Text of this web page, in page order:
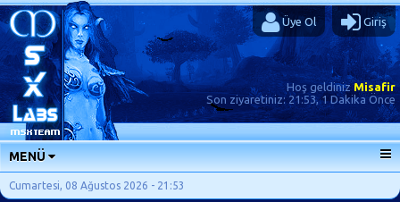
Üye Ol Giriş
Hoş geldinizMisafir
Son ziyaretiniz: 21:53, 1 Dakika Önce
MENÜ
ANA SAYFA
Cumartesi, 08 Ağustos 2026 - 21:53